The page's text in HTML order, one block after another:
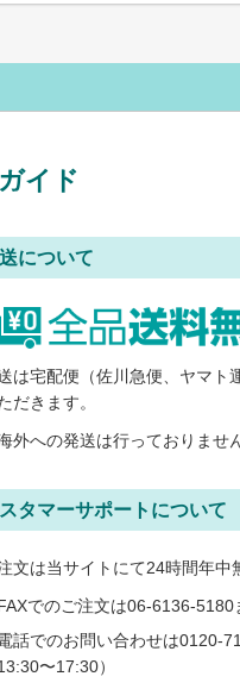
イド
について
は宅配便（佐川急便、ヤマト
だきます。
外への発送は行っておりませ
タマーサポートについて
文は当サイトにて24時間年中
でのご注文は06-6136-5180
話でのお問い合わせは0120-
〜17:30）